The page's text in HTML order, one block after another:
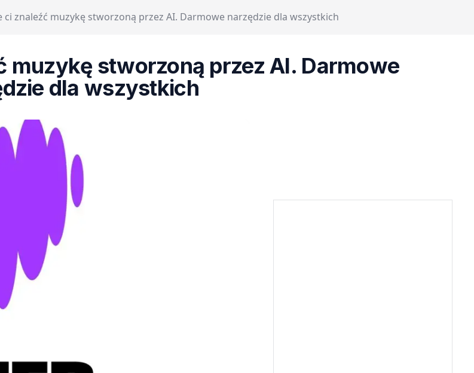
ci znaleźć muzykę stworzoną przez AI. Darmowe narzędzie dla wszystkich
muzykę stworzoną przez AI. Darmowe
dla wszystkich